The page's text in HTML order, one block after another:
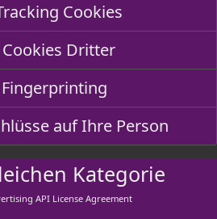
Cookies
Dritter
auf Ihre Person
Kategorie
API License Agreement